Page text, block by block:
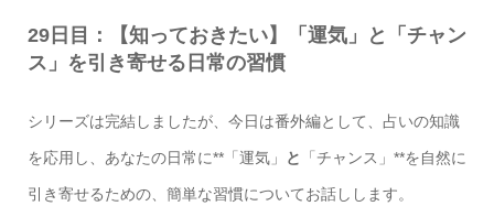
29日目：【知っておきたい】「運気」と「チャン
ス」を引き寄せる日常の習慣
シリーズは完結しましたが、今日は番外編として、占いの知識
を応用し、あなたの日常に**「運気」 と 「チャンス」**を自然に
引き寄せるための、簡単な習慣についてお話しします。